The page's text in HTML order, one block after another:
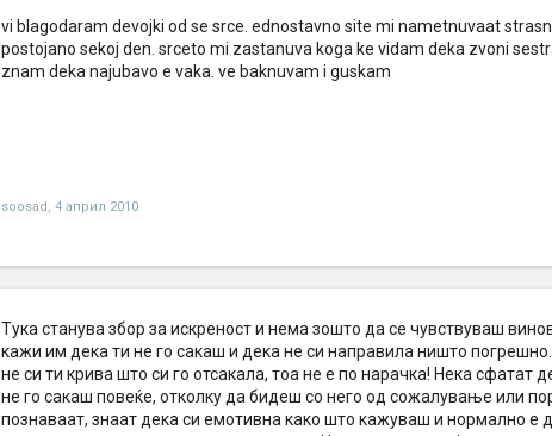
vi blagodaram devojki od se srce. ednostavno site mi nametnuvaat
postojano sekoj den. srceto mi zastanuva koga ke vidam deka zvoni
znam deka najubavo e vaka. ve baknuvam i guskam
soosad, 4 април 2010
Тука станува збор за искреност и нема зошто да се чувствуваш
кажи им дека ти не го сакаш и дека не си направила ништо
не си ти крива што си го отсакала, тоа не е по нарачка! Нека сфатат
не го сакаш повеќе, отколку да бидеш со него од сожалување или
познаваат, знаат дека си емотивна како што кажуваш и нормално е